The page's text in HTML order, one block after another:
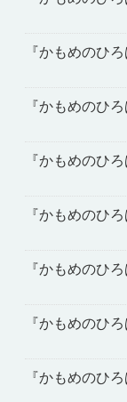
『かもめのひ
『かもめのひ
『かもめのひ
『かもめのひ
『かもめのひ
『かもめのひ
『かもめのひ